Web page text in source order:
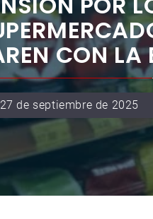
CON LA
27 de septiembre de 2025